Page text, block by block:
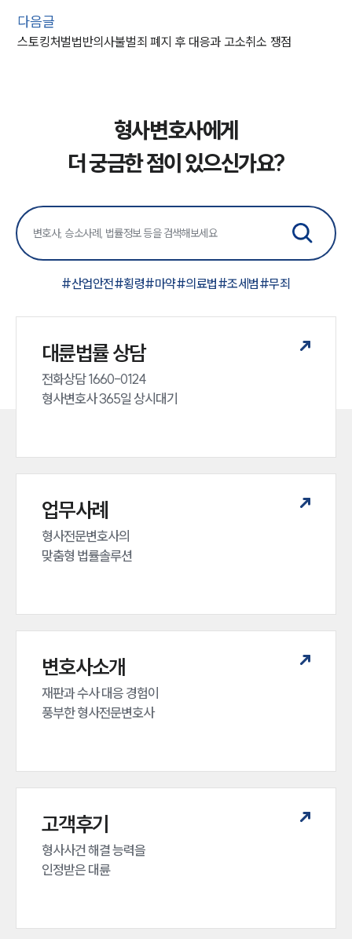
다음글
스토킹처벌법반의사불벌죄 폐지 후 대응과 고소취소 쟁점
형사변호사에게
더 궁금한 점이 있으신가요?
#산업안전#횡령#마약#의료법#조세범#무죄
대륜법률 상담
전화상담 1660-0124
형사변호사 365일 상시대기
업무사례
형사전문변호사의
맞춤형 법률솔루션
변호사소개
재판과 수사 대응 경험이
풍부한 형사전문변호사
고객후기
형사사건 해결 능력을
인정받은 대륜